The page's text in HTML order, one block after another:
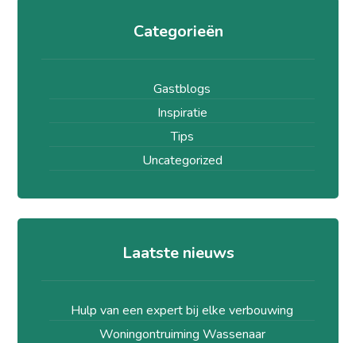
Categorieën
Gastblogs
Inspiratie
Tips
Uncategorized
Laatste nieuws
Hulp van een expert bij elke verbouwing
Woningontruiming Wassenaar